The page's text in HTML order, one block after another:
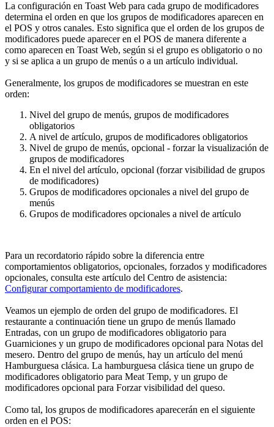
La configuración en Toast Web para cada grupo de modificadores
determina el orden en que los grupos de modificadores aparecen en
el POS y otros canales. Esto significa que el orden de los grupos de
modificadores puede aparecer en el POS de manera diferente a
como aparecen en Toast Web, según si el grupo es obligatorio o no
y si se aplica a un grupo de menús o a un artículo individual.
Generalmente, los grupos de modificadores se muestran en este
orden:
Nivel del grupo de menús, grupos de modificadores
obligatorios
A nivel de artículo, grupos de modificadores obligatorios
Nivel de grupo de menús, opcional - forzar la visualización de
grupos de modificadores
En el nivel del artículo, opcional (forzar visibilidad de grupos
de modificadores)
Grupos de modificadores opcionales a nivel del grupo de
menús
Grupos de modificadores opcionales a nivel de artículo
Para un recordatorio rápido sobre la diferencia entre
comportamientos obligatorios, opcionales, forzados y modificadores
opcionales, consulta este artículo del Centro de asistencia:
Configurar comportamiento de modificadores.
Veamos un ejemplo de orden del grupo de modificadores. El
restaurante a continuación tiene un grupo de menús llamado
Entradas, con un grupo de modificadores obligatorio para
Guarniciones y un grupo de modificadores opcional para Notas del
mesero. Dentro del grupo de menús, hay un artículo del menú
Hamburguesa clásica. La hamburguesa clásica tiene un grupo de
modificadores obligatorio para Meat Temp, y un grupo de
modificadores opcional para Forzar visibilidad del queso.
Como tal, los grupos de modificadores aparecerán en el siguiente
orden en el POS: